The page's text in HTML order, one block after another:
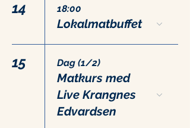
14 18:00
Lokalmatbuffet
15 Dag (1/2)
Matkurs med
Live Krangnes
Edvardsen